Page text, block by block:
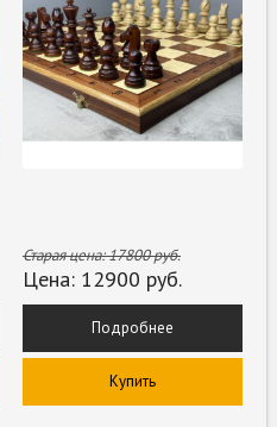
Старая цена:17800руб.
Цена: 12900 руб.
Подробнее
Купить